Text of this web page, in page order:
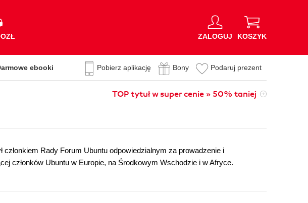
ZALOGUJ KOSZYK
ebooki Pobierz aplikację Bony Podaruj prezent
TOP tytuł w super cenie » 50% taniej
Rady Forum Ubuntu odpowiedzialnym za prowadzenie i
członków Ubuntu w Europie, na Środkowym Wschodzie i w Afryce.